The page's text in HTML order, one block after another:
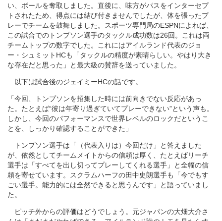
い、ボールを奪取しました。直後に、味方がパスをインターセプ
トされたため、得点には結び付きませんでしたが、体を張ったプ
レーでチームを鼓舞しました。スポーツ専門局のESPNによれば、
この試合でのトンプソン選手のタックル成功数は26回。これは両
チームトップの数字でした。これにはアイルランド代表のジョ
ー・シュミットHCも「タックルの精度が素晴らしい。やはり大き
な存在だと思った」と最大級の賛辞を送っていました。
以下は試合後のジェイミーHCの話です。
「今回、トンプソンを招集した時には前向きでない反応があっ
た。たとえば“彼は年寄り過ぎていてプレーできない”という声も。
しかし、今回のパフォーマンスで世界レベルのロックだというこ
とを、しっかり確認することができた」
トンプソン選手は「（代表入りは）今回だけ」と答えました
が、依然としてチームメイトからの信頼は厚く、たとえばリーチ
選手は「すべてを出し切ってプレーしてくれる選手」と全幅の信
頼を寄せています。スクラムハーフの田中史朗選手も「今でもす
ごい選手。能力的には全然できると思うんです」と語っていまし
た。
ピッチ外からの評価はどうでしょう。元ジャパンの大畑大介さ